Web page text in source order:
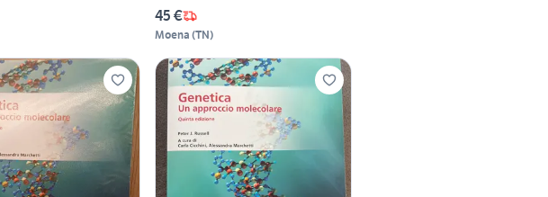
45 €
Moena (TN)